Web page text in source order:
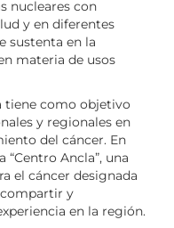
nucleares con
y en diferentes
sustenta en la
materia de usos
tiene como objetivo
y regionales en
del cáncer. En
Ancla”, una
el cáncer designada
compartir y
en la región.